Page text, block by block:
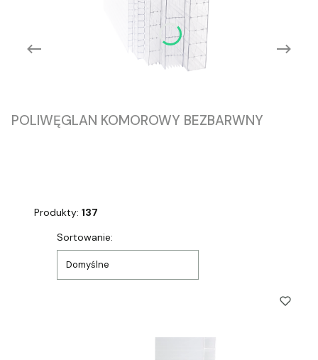
POLIWĘGLAN KOMOROWY BEZBARWNY
Produkty: 137
Lista produktów
Sortowanie:
Domyślne